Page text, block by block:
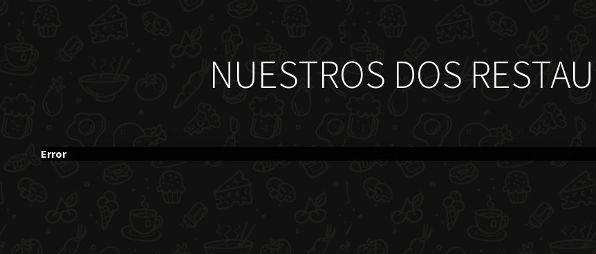
NUESTROS DOS
Error